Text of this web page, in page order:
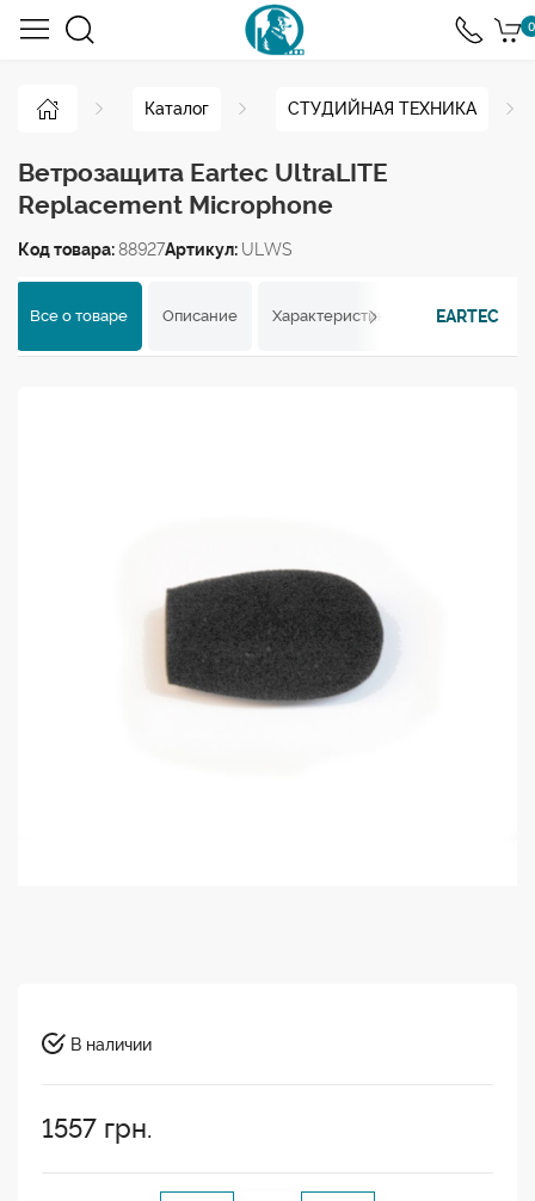
0
Каталог СТУДИЙНАЯ ТЕХНИКА
Ветрозащита Eartec UltraLITE
Replacement Microphone
Код товара:88927Артикул: ULWS
Все о товаре Описание Характеристики Отзывы
EARTEC
В наличии
1557 грн.